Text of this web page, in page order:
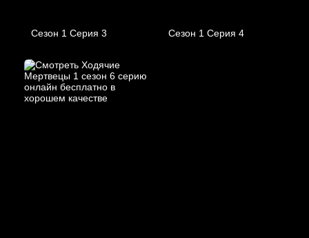
Сезон 1 Серия 3 Сезон 1 Серия 4